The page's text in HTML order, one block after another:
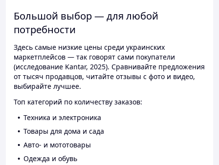
Большой выбор — для любой
потребности
Здесь самые низкие цены среди украинских
маркетплейсов — так говорят сами покупатели
(исследование Kantar, 2025). Сравнивайте предложения
от тысяч продавцов, читайте отзывы с фото и видео,
выбирайте лучшее.
Топ категорий по количеству заказов:
Техника и электроника
Товары для дома и сада
Авто- и мототовары
Одежда и обувь